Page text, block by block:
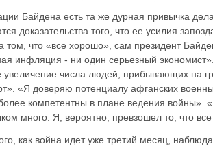
Байдена есть та же дурная привычка
доказательства того, что ее усилия
том, что «все хорошо», сам президент
инфляция - ни один серьезный
увеличение числа людей, прибывающих на
«Я доверяю потенциалу афганских
компетентны в плане ведения войны».
много. Я, вероятно, превзошел то, что все
как война идет уже третий месяц,